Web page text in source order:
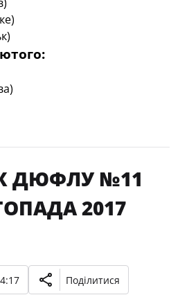
ДЮФЛУ №11
2017
Поділитися